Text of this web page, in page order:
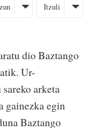
Itzuli
dio Baztango
Ur-
arketa
gainezka egin
Baztango